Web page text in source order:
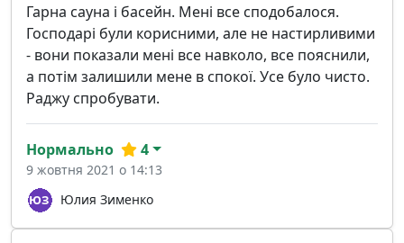
Гарна сауна і басейн. Мені все сподобалося.
Господарі були корисними, але не настирливими
- вони показали мені все навколо, все пояснили,
а потім залишили мене в спокої. Усе було чисто.
Раджу спробувати.
Юлия Зименко
Нормально 4
9 жовтня 2021 о 14:13